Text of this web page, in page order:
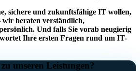
sichere und zukunftsfähige IT wollen,
wir beraten verständlich,
Und falls Sie vorab neugierig
Ihre ersten Fragen rund um IT-
unseren Leistungen?